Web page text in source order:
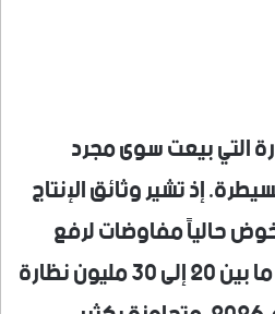
نظارة التي بيعت سوى مجرد
إذ تشير وثائق الإنتاج
حالياً مفاوضات لرفع
طاقة التصنيع لتصل إلى ما بين 20 إلى 30 مليون نظارة